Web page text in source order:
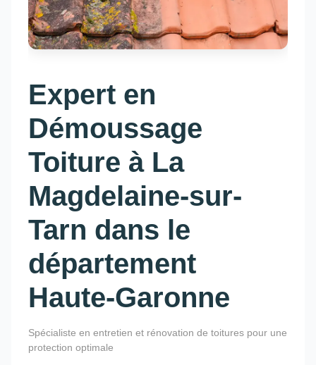
Expert en
Démoussage
Toiture à La
Magdelaine-sur-
Tarn dans le
département
Haute-Garonne
Spécialiste en entretien et rénovation de toitures pour une
protection optimale